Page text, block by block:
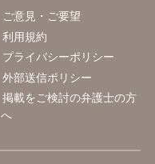
ご意見・ご要望
利用規約
プライバシーポリシー
外部送信ポリシー
掲載をご検討の弁護士の方
へ